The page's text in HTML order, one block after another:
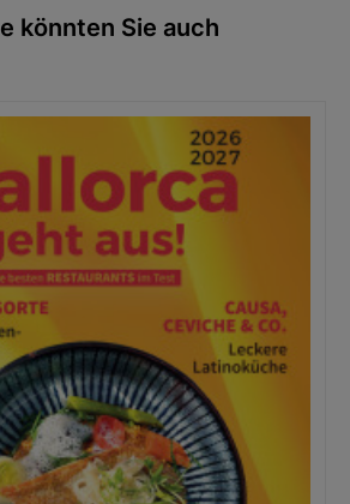
am Wegesrand.
. Bitte lesen Sie hierzu auch
könnten Sie auch